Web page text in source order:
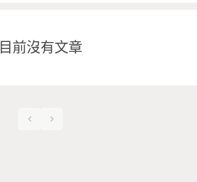
目前沒有文章